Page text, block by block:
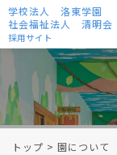
学校法人 洛東学園
社会福祉法人 清明会
採用サイト
トップ > 園について